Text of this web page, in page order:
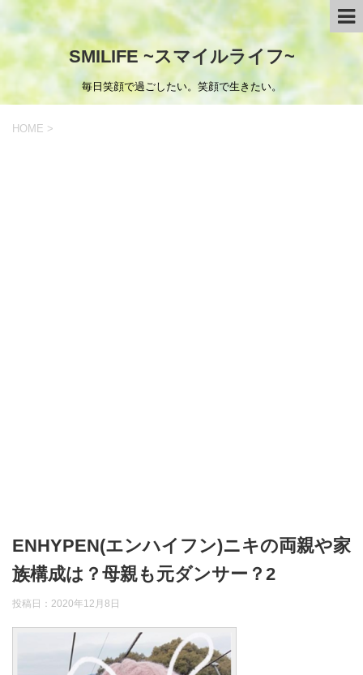
SMILIFE ~スマイルライフ~
毎日笑顔で過ごしたい。笑顔で生きたい。
HOME >
ENHYPEN(エンハイフン)ニキの両親や家
族構成は？母親も元ダンサー？2
投稿日： 2020年12月8日